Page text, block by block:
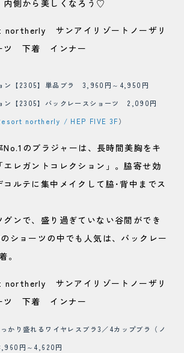
内側から美しくなろう♡
ン【2305】単品ブラ 3,960円～4,950円
ン【2305】バックレースショーツ 2,090円
northerly / HEP FIVE 3F）
のブラジャーは、長時間美胸をキ
エレガントコレクション」。脇寄せ効
ルテに集中メイクして脇･背中までス
グンで、盛り過ぎていない谷間ができ
ショーツの中でも人気は、バックレー
。
かり盛れるワイヤレスブラ3／4カップブラ（ノ
円～4,620円